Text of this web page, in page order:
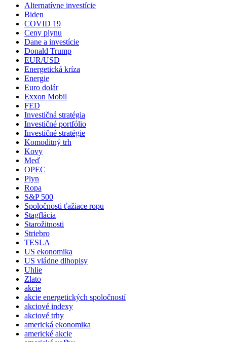
Alternatívne investície
Biden
COVID 19
Ceny plynu
Dane a investície
Donald Trump
EUR/USD
Energetická kríza
Energie
Euro dolár
Exxon Mobil
FED
Investičná stratégia
Investičné portfólio
Investičné stratégie
Komoditný trh
Kovy
Meď
OPEC
Plyn
Ropa
S&P 500
Spoločnosti ťažiace ropu
Stagflácia
Starožitnosti
Striebro
TESLA
US ekonomika
US vládne dlhopisy
Uhlie
Zlato
akcie
akcie energetických spoločností
akciové indexy
akciové trhy
americká ekonomika
americké akcie